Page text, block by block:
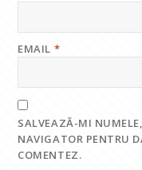
EMAIL *
SALVEAZĂ-MI
NAVIGATOR PENTRU
COMENTEZ.